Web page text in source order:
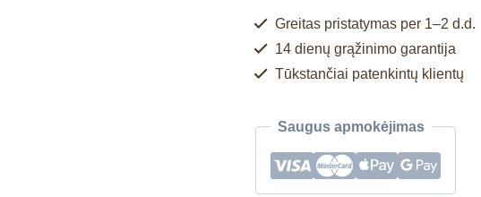
Greitas pristatymas per 1–2 d.d.
14 dienų grąžinimo garantija
Tūkstančiai patenkintų klientų
Saugus apmokėjimas